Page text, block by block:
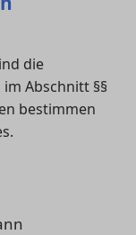
die
Abschnitt §§
bestimmen